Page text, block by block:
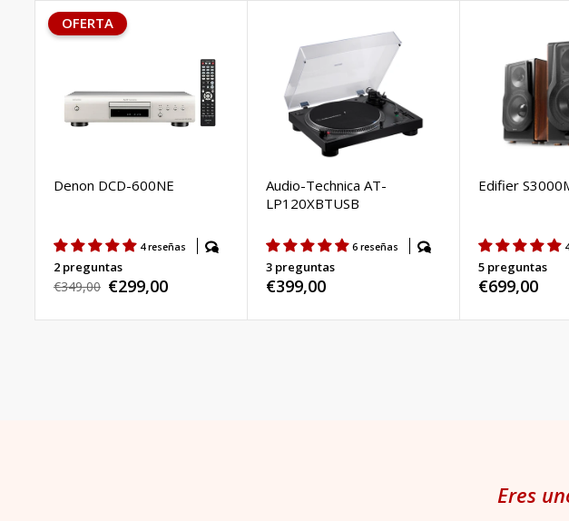
OFERTA
Denon DCD-600NE
4 reseñas
2 preguntas
Precio
€349,00 Precio
de
€299,00
Audio-Technica AT-
LP120XBTUSB
6 reseñas
3 preguntas
Precio
€399,00
Edifier
5 preguntas
Precio
€699,00
Eres